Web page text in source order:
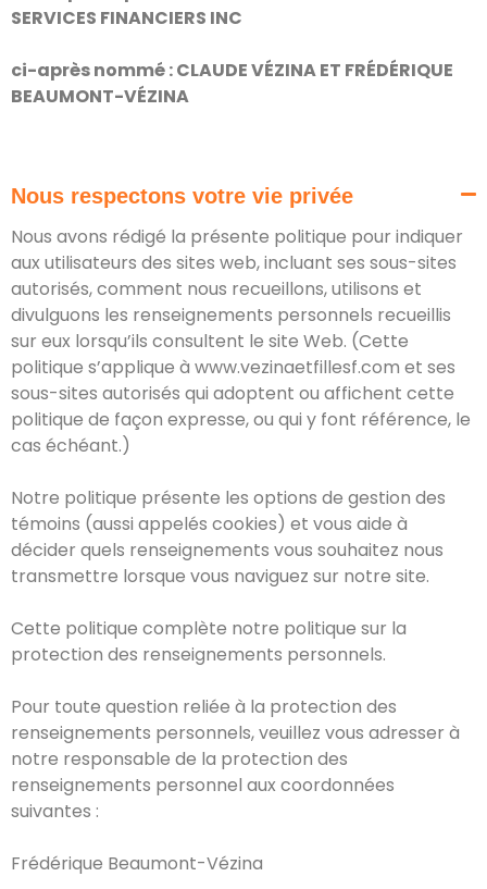
SERVICES FINANCIERS INC
ci-après nommé : CLAUDE VÉZINA ET FRÉDÉRIQUE
BEAUMONT-VÉZINA
Nous respectons votre vie privée
Nous avons rédigé la présente politique pour indiquer
aux utilisateurs des sites web, incluant ses sous-sites
autorisés, comment nous recueillons, utilisons et
divulguons les renseignements personnels recueillis
sur eux lorsqu’ils consultent le site Web. (Cette
politique s’applique à www.vezinaetfillesf.com et ses
sous-sites autorisés qui adoptent ou affichent cette
politique de façon expresse, ou qui y font référence, le
cas échéant.)
Notre politique présente les options de gestion des
témoins (aussi appelés cookies) et vous aide à
décider quels renseignements vous souhaitez nous
transmettre lorsque vous naviguez sur notre site.
Cette politique complète notre politique sur la
protection des renseignements personnels.
Pour toute question reliée à la protection des
renseignements personnels, veuillez vous adresser à
notre responsable de la protection des
renseignements personnel aux coordonnées
suivantes :
Frédérique Beaumont-Vézina